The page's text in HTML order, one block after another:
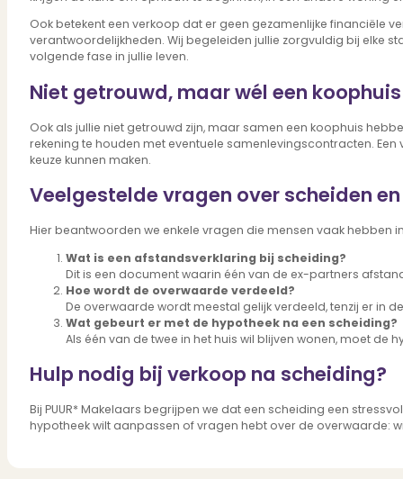
Ook betekent een verkoop dat er geen gezamenlijke financiële
verantwoordelijkheden. Wij begeleiden jullie zorgvuldig bij elke
volgende fase in jullie leven.
Niet getrouwd, maar wél een
Ook als jullie niet getrouwd zijn, maar samen een koophuis
rekening te houden met eventuele samenlevingscontracten.
keuze kunnen maken.
Veelgestelde vragen over scheiden
Hier beantwoorden we enkele vragen die mensen vaak hebben
Wat is een afstandsverklaring bij scheiding?
Dit is een document waarin één van de ex-partners
Hoe wordt de overwaarde verdeeld?
De overwaarde wordt meestal gelijk verdeeld, tenzij er in
Wat gebeurt er met de hypotheek na een scheiding?
Als één van de twee in het huis wil blijven wonen, moet
Hulp nodig bij verkoop na scheiding?
Bij PUUR* Makelaars begrijpen we dat een scheiding een
hypotheek wilt aanpassen of vragen hebt over de overwaarde: